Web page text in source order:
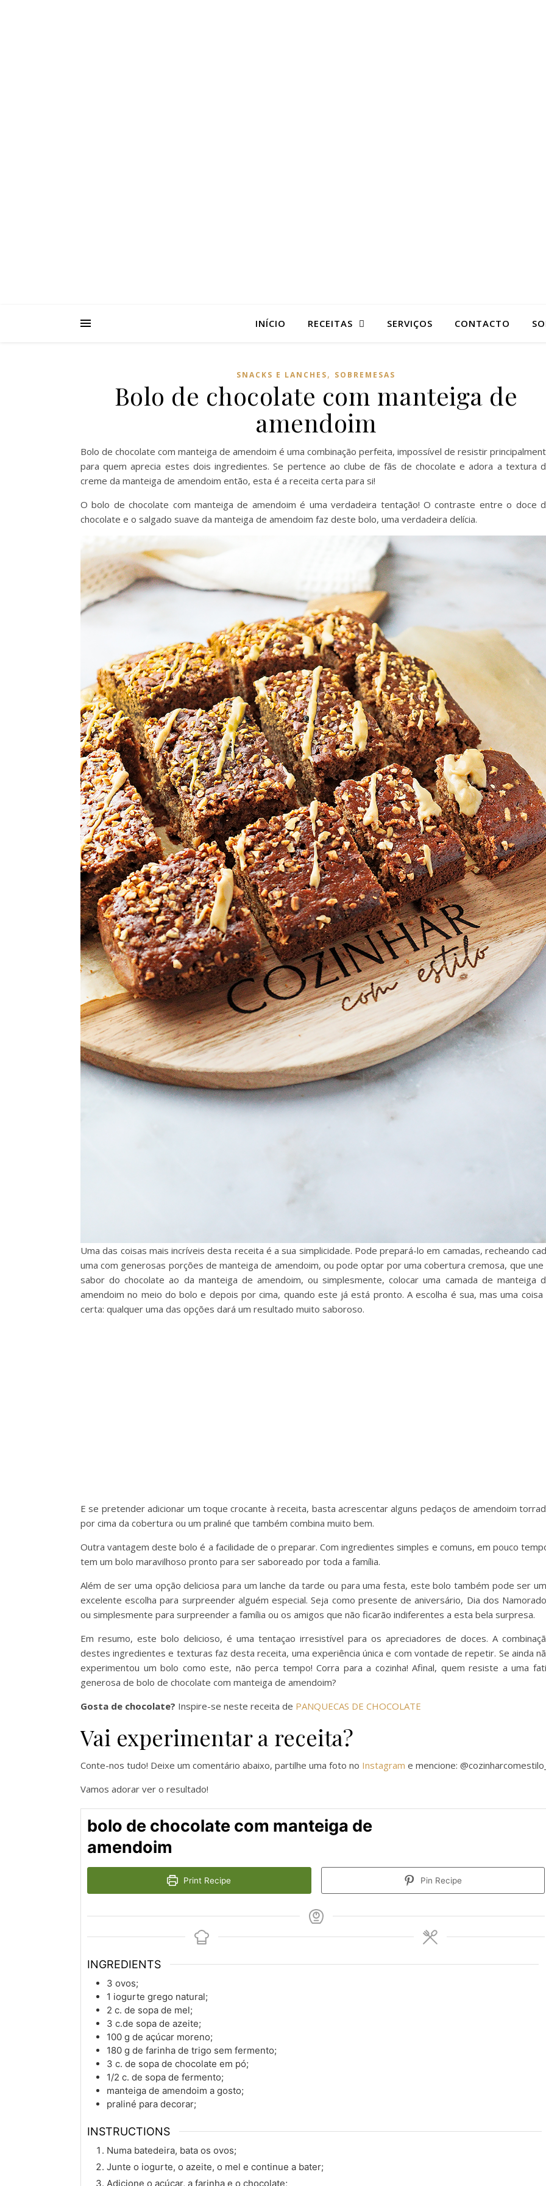
INÍCIO RECEITAS SERVIÇOS CONTACTO
SNACKS E LANCHES, SOBREMESAS
Bolo de chocolate com manteiga de
amendoim
Bolo de chocolate com manteiga de amendoim é uma combinação perfeita, impossível de resistir
para quem aprecia estes dois ingredientes. Se pertence ao clube de fãs de chocolate e adora a textura
creme da manteiga de amendoim então, esta é a receita certa para si!
O bolo de chocolate com manteiga de amendoim é uma verdadeira tentação! O contraste entre o doce
chocolate e o salgado suave da manteiga de amendoim faz deste bolo, uma verdadeira delícia.
Uma das coisas mais incríveis desta receita é a sua simplicidade. Pode prepará-lo em camadas, recheando
uma com generosas porções de manteiga de amendoim, ou pode optar por uma cobertura cremosa, que une
sabor do chocolate ao da manteiga de amendoim, ou simplesmente, colocar uma camada de manteiga
amendoim no meio do bolo e depois por cima, quando este já está pronto. A escolha é sua, mas uma coisa
certa: qualquer uma das opções dará um resultado muito saboroso.
E se pretender adicionar um toque crocante à receita, basta acrescentar alguns pedaços de amendoim
por cima da cobertura ou um praliné que também combina muito bem.
Outra vantagem deste bolo é a facilidade de o preparar. Com ingredientes simples e comuns, em pouco
tem um bolo maravilhoso pronto para ser saboreado por toda a família.
Além de ser uma opção deliciosa para um lanche da tarde ou para uma festa, este bolo também pode ser
excelente escolha para surpreender alguém especial. Seja como presente de aniversário, Dia dos
ou simplesmente para surpreender a família ou os amigos que não ficarão indiferentes a esta bela surpresa.
Em resumo, este bolo delicioso, é uma tentaçao irresistível para os apreciadores de doces. A
destes ingredientes e texturas faz desta receita, uma experiência única e com vontade de repetir. Se ainda
experimentou um bolo como este, não perca tempo! Corra para a cozinha! Afinal, quem resiste a uma
generosa de bolo de chocolate com manteiga de amendoim?
Gosta de chocolate? Inspire-se neste receita de PANQUECAS DE CHOCOLATE
Vai experimentar a receita?
Conte-nos tudo! Deixe um comentário abaixo, partilhe uma foto no Instagram e mencione: @cozinharcomestilo_
Vamos adorar ver o resultado!
bolo de chocolate com manteiga de
amendoim
Print Recipe Pin Recipe
INGREDIENTS
3 ovos;
1 iogurte grego natural;
2 c. de sopa de mel;
3 c.de sopa de azeite;
100 g de açúcar moreno;
180 g de farinha de trigo sem fermento;
3 c. de sopa de chocolate em pó;
1/2 c. de sopa de fermento;
manteiga de amendoim a gosto;
praliné para decorar;
INSTRUCTIONS
Numa batedeira, bata os ovos;
Junte o iogurte, o azeite, o mel e continue a bater;
Adicione o açúcar, a farinha e o chocolate;